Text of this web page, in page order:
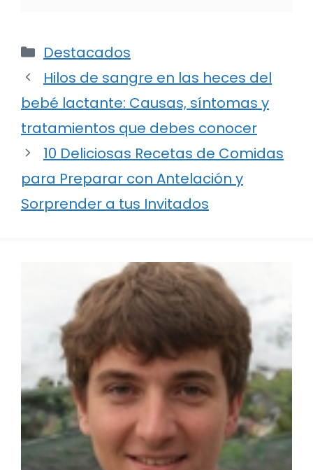
Categorías
Destacados
Hilos de sangre en las heces del
bebé lactante: Causas, síntomas y
tratamientos que debes conocer
10 Deliciosas Recetas de Comidas
para Preparar con Antelación y
Sorprender a tus Invitados